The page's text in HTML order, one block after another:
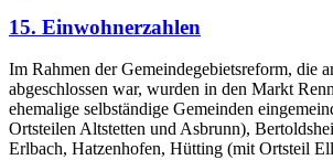
15. Einwohnerzahlen
Im Rahmen der Gemeindegebietsreform, die
abgeschlossen war, wurden in den Markt
ehemalige selbständige Gemeinden
Ortsteilen Altstetten und Asbrunn),
Erlbach, Hatzenhofen, Hütting (mit Ortsteil